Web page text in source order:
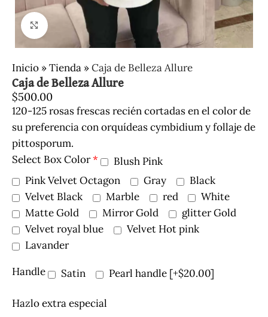
Clic para ampliar
Inicio »Tienda »Caja de Belleza Allure
Caja de Belleza Allure
$500.00
120-125 rosas frescas recién cortadas en el color de
su preferencia con orquídeas cymbidium y follaje de
pittosporum.
Select Box Color*
Blush Pink
Pink Velvet Octagon
Gray
Black
Velvet Black
Marble red
White
Matte Gold
Mirror Gold
glitter Gold
Velvet royal blue
Velvet Hot pink
Lavander
Handle
Satin Pearl handle [+$20.00]
Hazlo extra especial